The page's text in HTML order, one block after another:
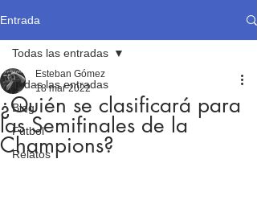
Entrada
Todas las entradas
Blog
Fútbol
Relatos
Todas las entradas
¿Quién se clasificará para
las Semifinales de la
Champions?
Esteban Gómez
18 mar 2022